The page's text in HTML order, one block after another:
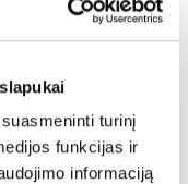
turinį
funkcijas ir
informaciją
paplūdimyje
atlikėjai:
iš